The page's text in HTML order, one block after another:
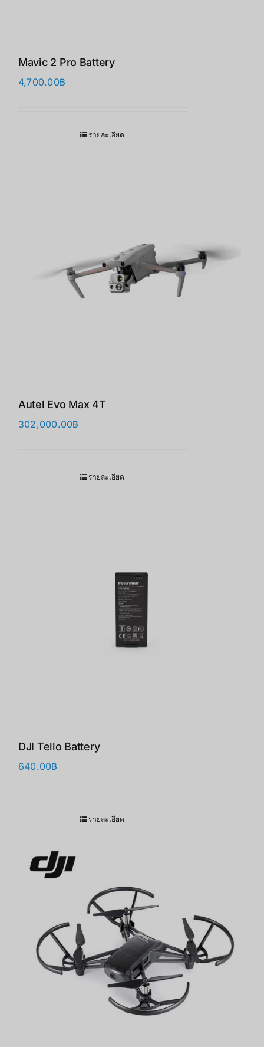
Mavic 2 Pro Battery
4,700.00฿
รายละเอียด
Autel Evo Max 4T
302,000.00฿
รายละเอียด
DJI Tello Battery
640.00฿
รายละเอียด